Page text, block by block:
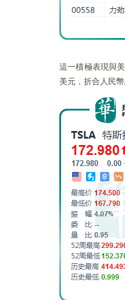
這一積極表現與
美元，折合人民幣